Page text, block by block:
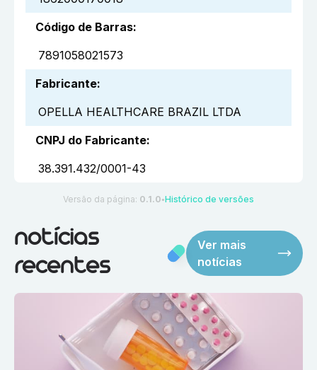
Código de Barras:
7891058021573
Fabricante:
OPELLA HEALTHCARE BRAZIL LTDA
CNPJ do Fabricante:
38.391.432/0001-43
Versão da página: 0.1.0 ●Histórico de versões
notícias
recentes
Ver mais
notícias